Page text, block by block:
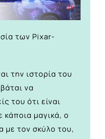
των Pixar-
την ιστορία του
να
του ότι είναι
μαγικά, ο
με τον σκύλο του,